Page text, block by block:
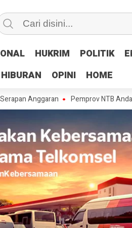
HUKRIM POLITIK
HIBURAN OPINI HOME
HUKRIM POLITIK
HIBURAN OPINI HOME
Pemprov NTB Andalkan